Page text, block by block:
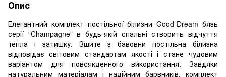
Опис
Елегантний комплект постільної білизни Good-Dream бязь
серії “Champagne” в будь-якій спальні створить відчуття
тепла і затишку. Зшите з бавовни постільна білизна
відповідає світовим стандартам якості і стане чудовим
варіантом для повсякденного використання. Завдяки
натуральним матеріалам і надійним барвників, комплект